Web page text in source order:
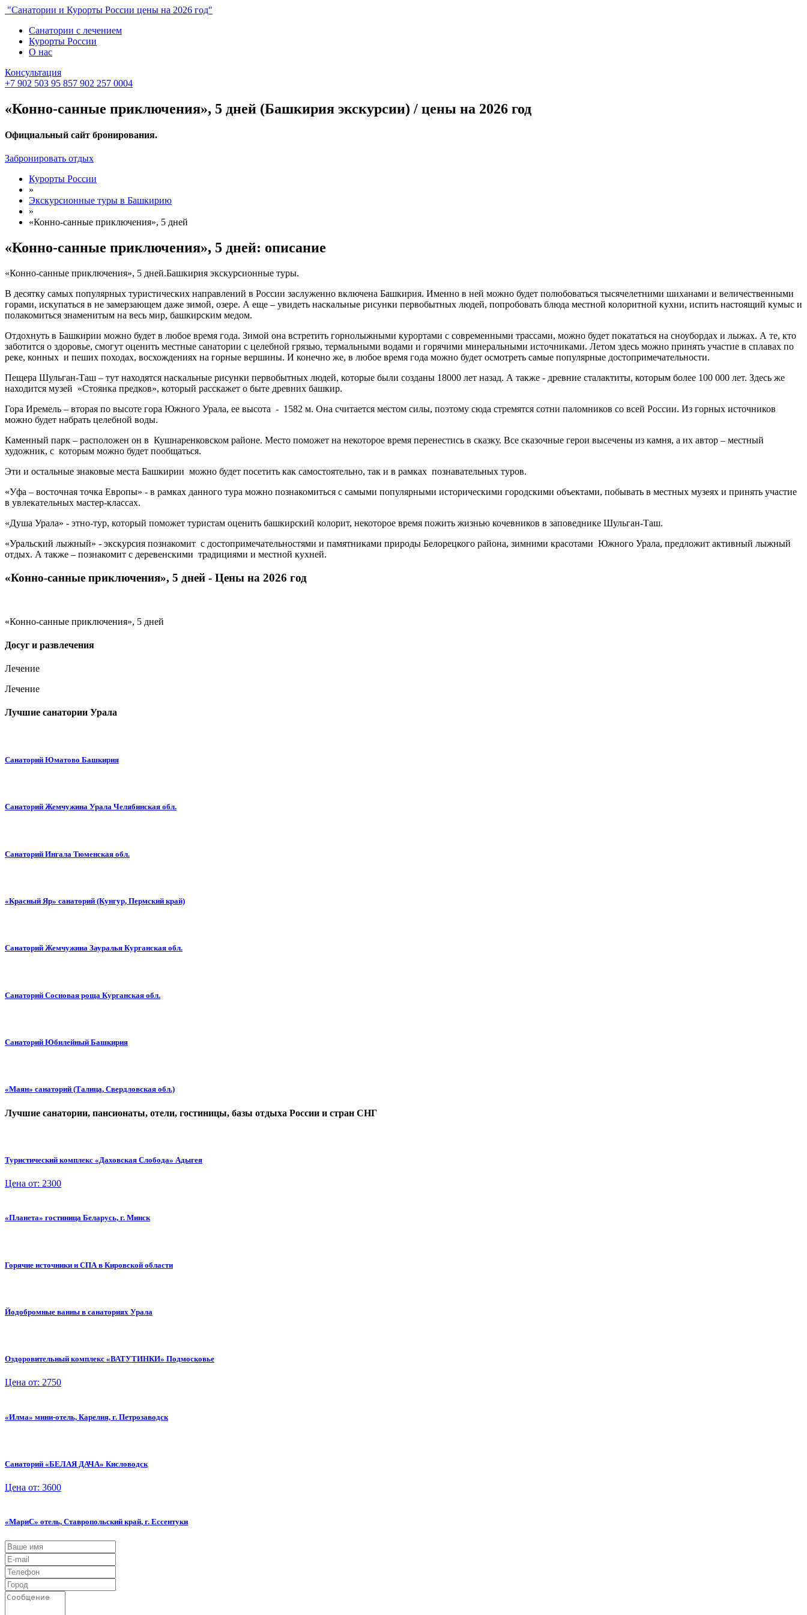
"Санатории и Курорты России цены на 2026 год"
Санатории с лечением
Курорты России
О нас
Консультация
+7 902 503 95 857 902 257 0004
«Конно-санные приключения», 5 дней (Башкирия экскурсии) / цены на 2026 год
Официальный сайт бронирования.
Забронировать отдых
Курорты России
»
Экскурсионные туры в Башкирию
»
«Конно-санные приключения», 5 дней
«Конно-санные приключения», 5 дней: описание
«Конно-санные приключения», 5 дней.Башкирия экскурсионные туры.
В десятку самых популярных туристических направлений в России заслуженно включена Башкирия. Именно в ней можно будет полюбоваться тысячелетними шиханами и величественными
горами, искупаться в не замерзающем даже зимой, озере. А еще – увидеть наскальные рисунки первобытных людей, попробовать блюда местной колоритной кухни, испить настоящий кумыс и
полакомиться знаменитым на весь мир, башкирским медом.
Отдохнуть в Башкирии можно будет в любое время года. Зимой она встретить горнолыжными курортами с современными трассами, можно будет покататься на сноубордах и лыжах. А те, кто
заботится о здоровье, смогут оценить местные санатории с целебной грязью, термальными водами и горячими минеральными источниками. Летом здесь можно принять участие в сплавах по
реке, конных и пеших походах, восхождениях на горные вершины. И конечно же, в любое время года можно будет осмотреть самые популярные достопримечательности.
Пещера Шульган-Таш – тут находятся наскальные рисунки первобытных людей, которые были созданы 18000 лет назад. А также - древние сталактиты, которым более 100 000 лет. Здесь же
находится музей «Стоянка предков», который расскажет о быте древних башкир.
Гора Иремель – вторая по высоте гора Южного Урала, ее высота - 1582 м. Она считается местом силы, поэтому сюда стремятся сотни паломников со всей России. Из горных источников
можно будет набрать целебной воды.
Каменный парк – расположен он в Кушнаренковском районе. Место поможет на некоторое время перенестись в сказку. Все сказочные герои высечены из камня, а их автор – местный
художник, с которым можно будет пообщаться.
Эти и остальные знаковые места Башкирии можно будет посетить как самостоятельно, так и в рамках познавательных туров.
«Уфа – восточная точка Европы» - в рамках данного тура можно познакомиться с самыми популярными историческими городскими объектами, побывать в местных музеях и принять участие
в увлекательных мастер-классах.
«Душа Урала» - этно-тур, который поможет туристам оценить башкирский колорит, некоторое время пожить жизнью кочевников в заповеднике Шульган-Таш.
«Уральский лыжный» - экскурсия познакомит с достопримечательностями и памятниками природы Белорецкого района, зимними красотами Южного Урала, предложит активный лыжный
отдых. А также – познакомит с деревенскими традициями и местной кухней.
«Конно-санные приключения», 5 дней - Цены на 2026 год
«Конно-санные приключения», 5 дней
Досуг и развлечения
Лечение
Лечение
Лучшие санатории Урала
Санаторий Юматово Башкирия
Санаторий Жемчужина Урала Челябинская обл.
Санаторий Ингала Тюменская обл.
«Красный Яр» санаторий (Кунгур, Пермский край)
Санаторий Жемчужина Зауралья Курганская обл.
Санаторий Сосновая роща Курганская обл.
Санаторий Юбилейный Башкирия
«Маян» санаторий (Талица, Свердловская обл.)
Лучшие санатории, пансионаты, отели, гостиницы, базы отдыха России и стран СНГ
Туристический комплекс «Даховская Слобода» Адыгея
Цена от: 2300
«Планета» гостиница Беларусь, г. Минск
Горячие источники и СПА в Кировской области
Йодобромные ванны в санаториях Урала
Оздоровительный комплекс «ВАТУТИНКИ» Подмосковье
Цена от: 2750
«Илма» мини-отель, Карелия, г. Петрозаводск
Санаторий «БЕЛАЯ ДАЧА» Кисловодск
Цена от: 3600
«МариС» отель, Ставропольский край, г. Ессентуки